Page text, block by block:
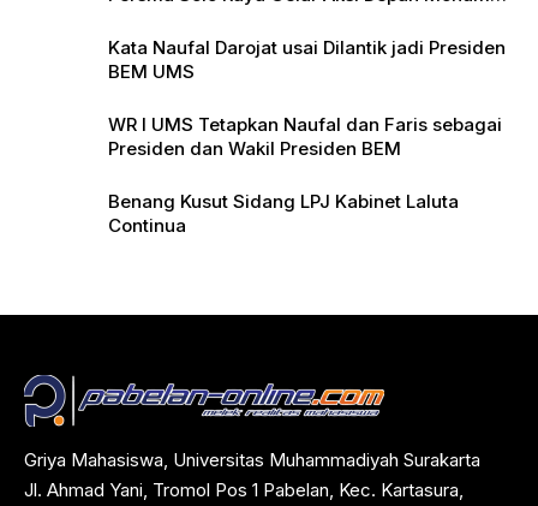
Kata Naufal Darojat usai Dilantik jadi Presiden
BEM UMS
WR I UMS Tetapkan Naufal dan Faris sebagai
Presiden dan Wakil Presiden BEM
Benang Kusut Sidang LPJ Kabinet Laluta
Continua
Griya Mahasiswa, Universitas Muhammadiyah Surakarta
Jl. Ahmad Yani, Tromol Pos 1 Pabelan, Kec. Kartasura,